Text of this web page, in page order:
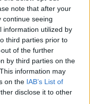
note that after your
continue seeing
information utilized by
third parties prior to
of the further
by third parties on the
information may
on the IAB’s List of
disclose it to other
00:02:34
išsigynę
blogai